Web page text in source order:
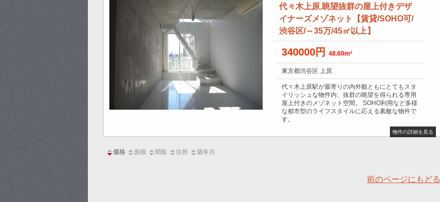
代々木上原,眺望抜群の屋上付きデザ
イナーズメゾネット【賃貸/SOHO可/
渋谷区/～35万/45㎡以上】
340000円 48.60m²
東京都渋谷区 上原
代々木上原駅が最寄りの内外観ともにとてもスタ
イリッシュな物件内、抜群の眺望を得られる専用
屋上付きのメゾネット空間。 SOHO利用など多様
な都市型のライフスタイルに応える素敵な物件で
す。
物件の詳細を見る
価格 面積 間取 住所 築年月
前のページにもどる